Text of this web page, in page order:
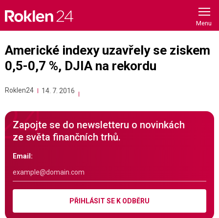
content
Americké indexy uzavřely se ziskem
0,5-0,7 %, DJIA na rekordu
Roklen24 14. 7. 2016
Zapojte se do newsletteru o novinkách
ze světa finančních trhů.
Email:
PŘIHLÁSIT SE K ODBĚRU